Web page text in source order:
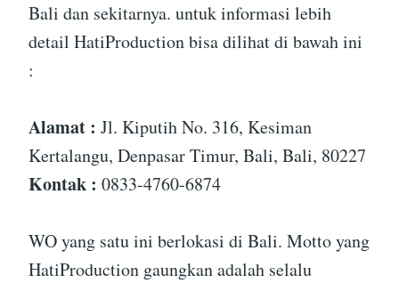
Bali dan sekitarnya. untuk informasi lebih
detail HatiProduction bisa dilihat di bawah ini
:
Alamat : Jl. Kiputih No. 316, Kesiman
Kertalangu, Denpasar Timur, Bali, Bali, 80227
Kontak : 0833-4760-6874
WO yang satu ini berlokasi di Bali. Motto yang
HatiProduction gaungkan adalah selalu